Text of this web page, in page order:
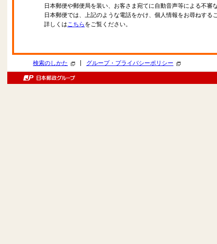
日本郵便や郵便局を装い、お客さま宛てに自動音声等による不審
日本郵便では、上記のような電話をかけ、個人情報をお尋ねする
詳しくはこちら をご覧ください。
検索のしかた グループ・プライバシーポリシー